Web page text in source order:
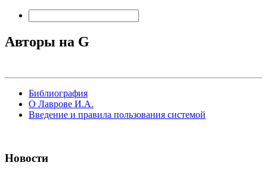
Авторы на G
Библиография
О Лаврове И.А.
Введение и правила пользования системой
Новости